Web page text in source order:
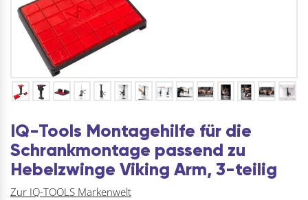
IQ-Tools Montagehilfe für die
Schrankmontage passend zu
Hebelzwinge Viking Arm, 3-teilig
Zur IQ-TOOLS Markenwelt